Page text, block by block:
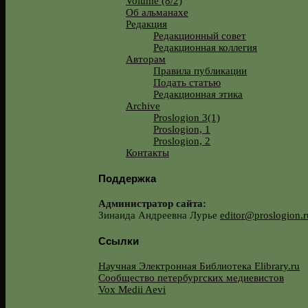
Об альманахе
Редакция
Редакционный совет
Редакционная коллегия
Авторам
Правила публикации
Подать статью
Редакционная этика
Archive
Proslogion 3(1)
Proslogion, 1
Proslogion, 2
Контакты
Поддержка
Администратор сайта:
Зинаида Андреевна Лурье
Ссылки
Научная Электронная Библиотека Elibrary.ru
Сообщество петербургских медиевистов
Vox Medii Aevi